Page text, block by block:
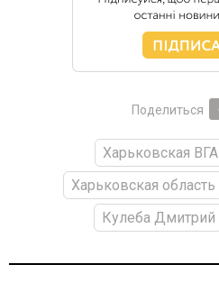
Поделиться
Харьковская ВГА
Харьковская область
Кулеба Дмитрий